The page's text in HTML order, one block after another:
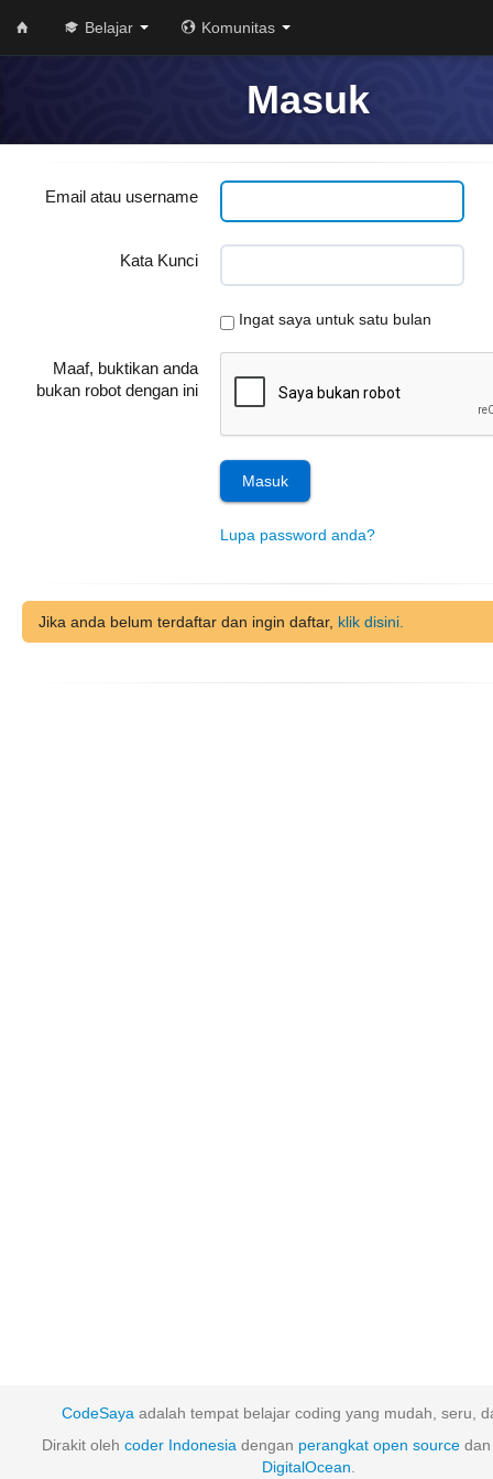
Belajar Komunitas
Masuk
Email atau username
Kata Kunci
Ingat saya untuk satu bulan
Maaf, buktikan anda
bukan robot dengan ini
Lupa password anda?
Jika anda belum terdaftar dan ingin daftar, klik disini.
CodeSaya adalah tempat belajar coding yang mudah, seru,
Dirakit oleh coder Indonesia dengan perangkat open source
DigitalOcean